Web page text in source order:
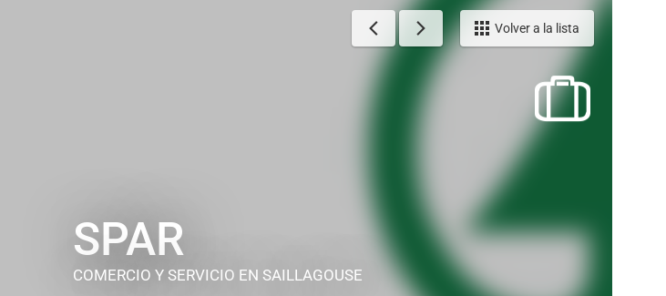
Volver a la lista
SPAR
COMERCIO Y SERVICIO EN SAILLAGOUSE